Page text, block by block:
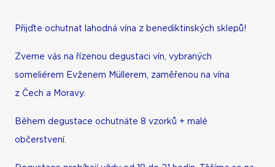
Přijďte ochutnat lahodná vína z benediktinských sklepů!
Zveme vás na řízenou degustaci vín, vybraných
someliérem Evženem Müllerem, zaměřenou na vína
z Čech a Moravy.
Během degustace ochutnáte 8 vzorků + malé
občerstvení.